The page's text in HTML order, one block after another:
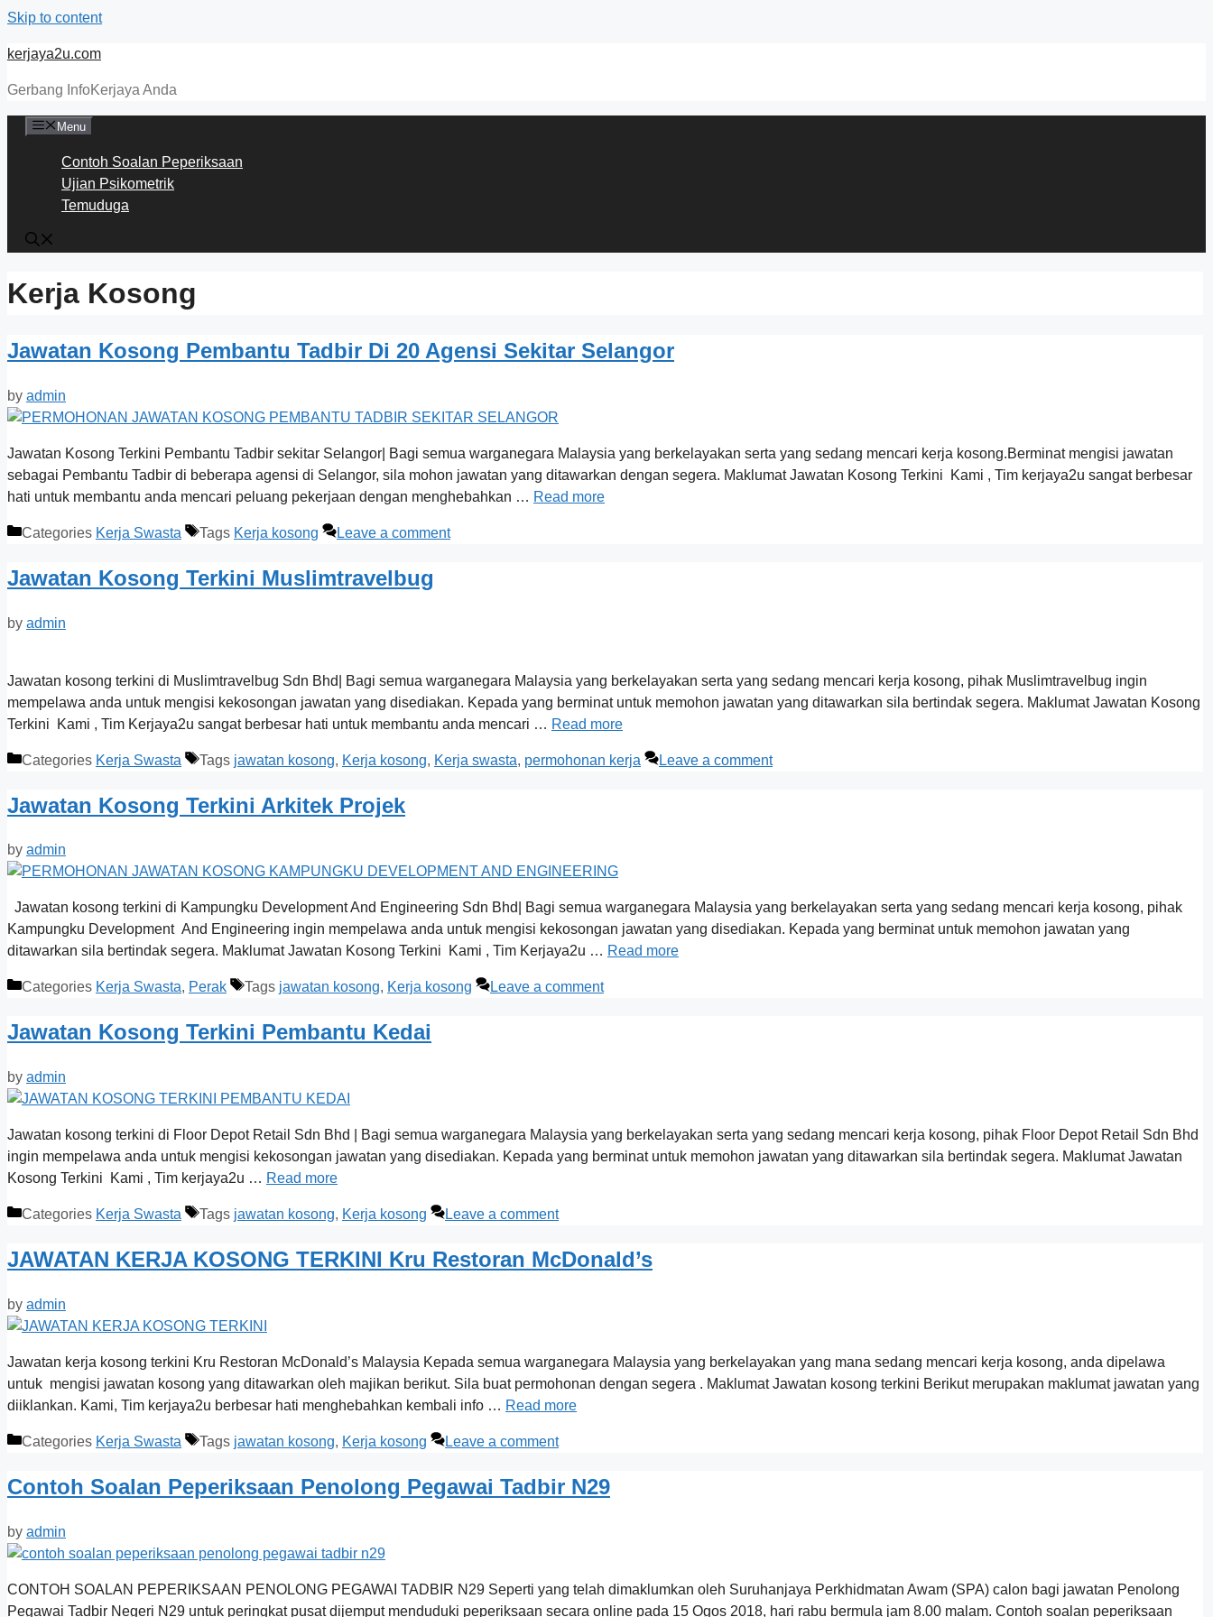
Skip to content
kerjaya2u.com
Gerbang InfoKerjaya Anda
Menu
Contoh Soalan Peperiksaan
Ujian Psikometrik
Temuduga
Kerja Kosong
Jawatan Kosong Pembantu Tadbir Di 20 Agensi Sekitar Selangor
by admin
Jawatan Kosong Terkini Pembantu Tadbir sekitar Selangor| Bagi semua warganegara Malaysia yang berkelayakan serta yang sedang mencari kerja kosong.Berminat mengisi jawatan
sebagai Pembantu Tadbir di beberapa agensi di Selangor, sila mohon jawatan yang ditawarkan dengan segera. Maklumat Jawatan Kosong Terkini Kami , Tim kerjaya2u sangat berbesar
hati untuk membantu anda mencari peluang pekerjaan dengan menghebahkan … Read more
Categories Kerja Swasta Tags Kerja kosong Leave a comment
Jawatan Kosong Terkini Muslimtravelbug
by admin
Jawatan kosong terkini di Muslimtravelbug Sdn Bhd| Bagi semua warganegara Malaysia yang berkelayakan serta yang sedang mencari kerja kosong, pihak Muslimtravelbug ingin
mempelawa anda untuk mengisi kekosongan jawatan yang disediakan. Kepada yang berminat untuk memohon jawatan yang ditawarkan sila bertindak segera. Maklumat Jawatan Kosong
Terkini Kami , Tim Kerjaya2u sangat berbesar hati untuk membantu anda mencari … Read more
Categories Kerja Swasta Tags jawatan kosong, Kerja kosong, Kerja swasta, permohonan kerja Leave a comment
Jawatan Kosong Terkini Arkitek Projek
by admin
Jawatan kosong terkini di Kampungku Development And Engineering Sdn Bhd| Bagi semua warganegara Malaysia yang berkelayakan serta yang sedang mencari kerja kosong, pihak
Kampungku Development And Engineering ingin mempelawa anda untuk mengisi kekosongan jawatan yang disediakan. Kepada yang berminat untuk memohon jawatan yang
ditawarkan sila bertindak segera. Maklumat Jawatan Kosong Terkini Kami , Tim Kerjaya2u … Read more
Categories Kerja Swasta, Perak Tags jawatan kosong, Kerja kosong Leave a comment
Jawatan Kosong Terkini Pembantu Kedai
by admin
Jawatan kosong terkini di Floor Depot Retail Sdn Bhd | Bagi semua warganegara Malaysia yang berkelayakan serta yang sedang mencari kerja kosong, pihak Floor Depot Retail Sdn Bhd
ingin mempelawa anda untuk mengisi kekosongan jawatan yang disediakan. Kepada yang berminat untuk memohon jawatan yang ditawarkan sila bertindak segera. Maklumat Jawatan
Kosong Terkini Kami , Tim kerjaya2u … Read more
Categories Kerja Swasta Tags jawatan kosong, Kerja kosong Leave a comment
JAWATAN KERJA KOSONG TERKINI Kru Restoran McDonald’s
by admin
Jawatan kerja kosong terkini Kru Restoran McDonald’s Malaysia Kepada semua warganegara Malaysia yang berkelayakan yang mana sedang mencari kerja kosong, anda dipelawa
untuk mengisi jawatan kosong yang ditawarkan oleh majikan berikut. Sila buat permohonan dengan segera . Maklumat Jawatan kosong terkini Berikut merupakan maklumat jawatan yang
diiklankan. Kami, Tim kerjaya2u berbesar hati menghebahkan kembali info … Read more
Categories Kerja Swasta Tags jawatan kosong, Kerja kosong Leave a comment
Contoh Soalan Peperiksaan Penolong Pegawai Tadbir N29
by admin
CONTOH SOALAN PEPERIKSAAN PENOLONG PEGAWAI TADBIR N29 Seperti yang telah dimaklumkan oleh Suruhanjaya Perkhidmatan Awam (SPA) calon bagi jawatan Penolong
Pegawai Tadbir Negeri N29 untuk peringkat pusat dijemput menduduki peperiksaan secara online pada 15 Ogos 2018, hari rabu bermula jam 8.00 malam. Contoh soalan peperiksaan